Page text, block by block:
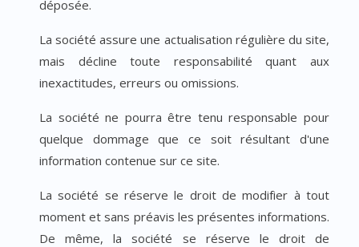
déposée.
La société assure une actualisation régulière du site,
mais décline toute responsabilité quant aux
inexactitudes, erreurs ou omissions.
La société ne pourra être tenu responsable pour
quelque dommage que ce soit résultant d'une
information contenue sur ce site.
La société se réserve le droit de modifier à tout
moment et sans préavis les présentes informations.
De même, la société se réserve le droit de